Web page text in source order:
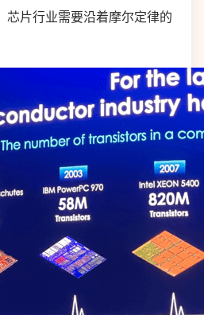
芯片行业需要沿着摩尔定律的